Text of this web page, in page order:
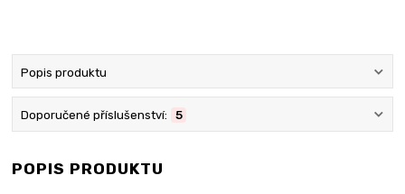
Popis produktu
Doporučené příslušenství: 5
POPIS PRODUKTU